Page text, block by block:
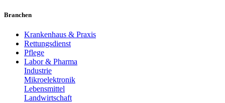
Branchen
Krankenhaus & Praxis
Rettungsdienst
Pflege
Labor & Pharma
Industrie
Mikroelektronik
Lebensmittel
Landwirtschaft